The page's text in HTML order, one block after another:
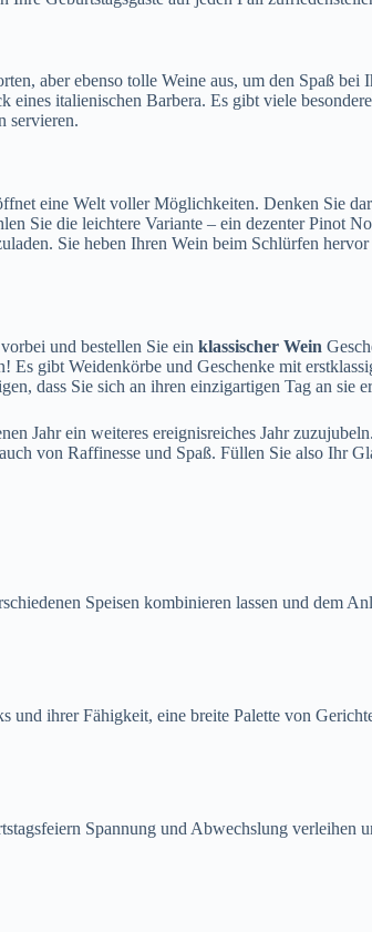
aber ebenso tolle Weine aus, um den Spaß bei
eines italienischen Barbera. Es gibt viele
servieren.
eine Welt voller Möglichkeiten. Denken Sie
Sie die leichtere Variante – ein dezenter Pinot
Sie heben Ihren Wein beim Schlürfen
und bestellen Sie ein klassischer Wein
gibt Weidenkörbe und Geschenke mit
dass Sie sich an ihren einzigartigen Tag an sie
Jahr ein weiteres ereignisreiches Jahr
von Raffinesse und Spaß. Füllen Sie also Ihr
Speisen kombinieren lassen und dem
ihrer Fähigkeit, eine breite Palette von
Spannung und Abwechslung verleihen